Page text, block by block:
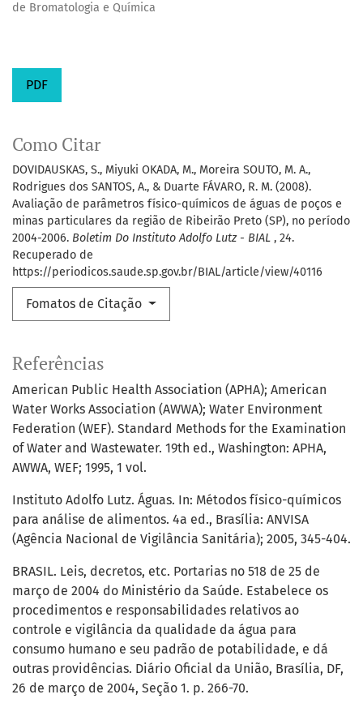
de Bromatologia e Química
PDF
Como Citar
DOVIDAUSKAS, S., Miyuki OKADA, M., Moreira SOUTO, M. A.,
Rodrigues dos SANTOS, A., & Duarte FÁVARO, R. M. (2008).
Avaliação de parâmetros físico-químicos de águas de poços e
minas particulares da região de Ribeirão Preto (SP), no período
2004-2006. Boletim Do Instituto Adolfo Lutz - BIAL , 24.
Recuperado de
https://periodicos.saude.sp.gov.br/BIAL/article/view/40116
Fomatos de Citação
Referências
American Public Health Association (APHA); American
Water Works Association (AWWA); Water Environment
Federation (WEF). Standard Methods for the Examination
of Water and Wastewater. 19th ed., Washington: APHA,
AWWA, WEF; 1995, 1 vol.
Instituto Adolfo Lutz. Águas. In: Métodos físico-químicos
para análise de alimentos. 4a ed., Brasília: ANVISA
(Agência Nacional de Vigilância Sanitária); 2005, 345-404.
BRASIL. Leis, decretos, etc. Portarias no 518 de 25 de
março de 2004 do Ministério da Saúde. Estabelece os
procedimentos e responsabilidades relativos ao
controle e vigilância da qualidade da água para
consumo humano e seu padrão de potabilidade, e dá
outras providências. Diário Oficial da União, Brasília, DF,
26 de março de 2004, Seção 1. p. 266-70.